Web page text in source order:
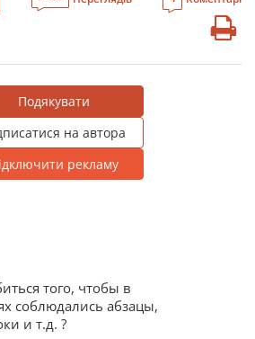
Подякувати
на автора
рекламу
того, чтобы в
соблюдались абзацы,
и т.д. ?